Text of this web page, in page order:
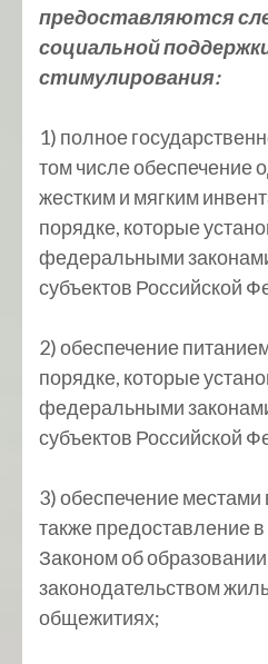
предоставляются
социальной
стимулирования:
1) полное
том числе обеспечение
жестким и мягким
порядке, которые
федеральными
субъектов Российской
2) обеспечение
порядке, которые
федеральными
субъектов Российской
3) обеспечение местами
также предоставление в
Законом об
законодательством
общежитиях;